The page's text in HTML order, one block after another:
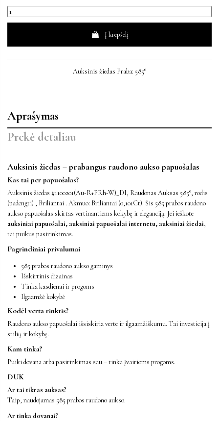
Į krepšelį
Auksinis žiedas Praba: 585°
Aprašymas
Prekė detaliau
Auksinis žiedas – prabangus raudono aukso papuošalas
Kas tai per papuošalas?
Auksinis žiedas #1100201(Au-R+PRh-W)_DI, Raudonas Auksas 585°, rodis
(padengti) , Briliantai . Akmuo: Briliantai (0,101Ct). Šis 585 prabos raudono
aukso papuošalas skirtas vertinantiems kokybę ir eleganciją. Jei ieškote
auksiniai papuošalai, auksiniai papuošalai internetu, auksiniai žiedai,
tai puikus pasirinkimas.
Pagrindiniai privalumai
585 prabos raudono aukso gaminys
Išskirtinis dizainas
Tinka kasdienai ir progoms
Ilgaamžė kokybė
Kodėl verta rinktis?
Raudono aukso papuošalai išsiskiria verte ir ilgaamžiškumu. Tai investicija į
stilių ir kokybę.
Kam tinka?
Puiki dovana arba pasirinkimas sau – tinka įvairioms progoms.
DUK
Ar tai tikras auksas?
Taip, naudojamas 585 prabos raudono aukso.
Ar tinka dovanai?